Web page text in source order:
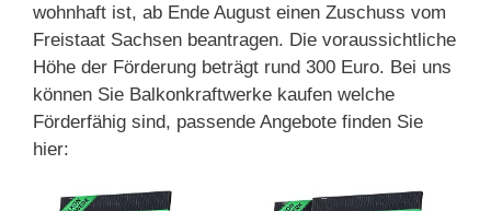
wohnhaft ist, ab Ende August einen Zuschuss vom
Freistaat Sachsen beantragen. Die voraussichtliche
Höhe der Förderung beträgt rund 300 Euro. Bei uns
können Sie Balkonkraftwerke kaufen welche
Förderfähig sind, passende Angebote finden Sie
hier: